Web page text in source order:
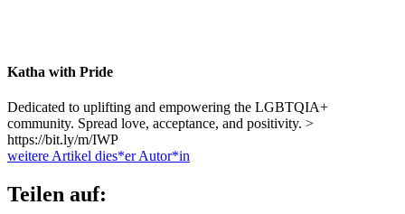
Katha with Pride
Dedicated to uplifting and empowering the LGBTQIA+
community. Spread love, acceptance, and positivity. >
https://bit.ly/m/IWP
weitere Artikel dies*er Autor*in
Teilen auf: